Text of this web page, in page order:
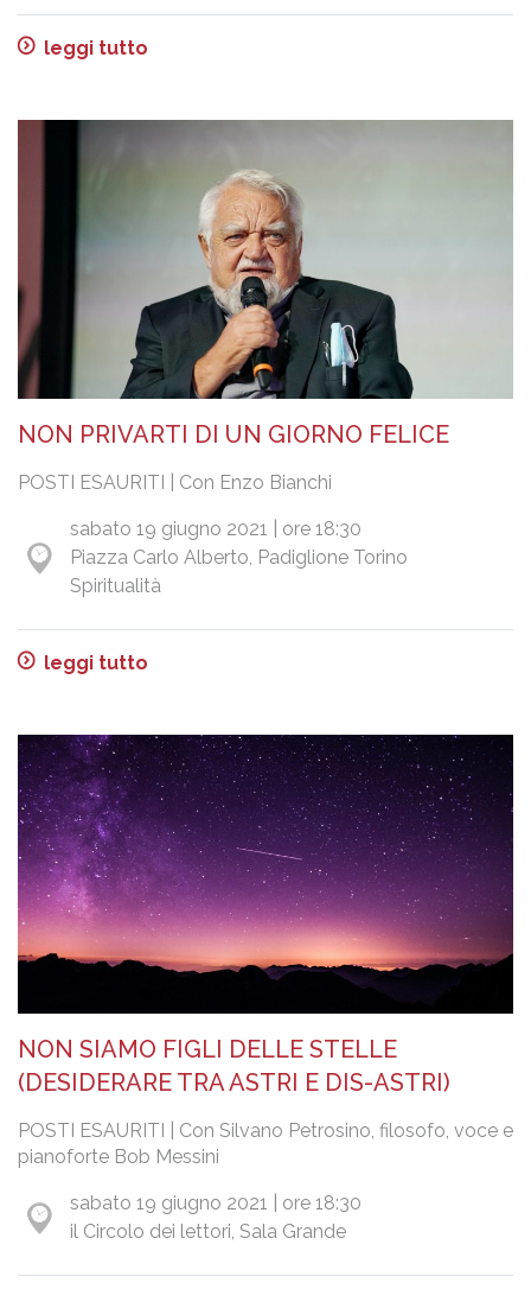
leggi tutto
NON PRIVARTI DI UN GIORNO FELICE
POSTI ESAURITI | Con Enzo Bianchi
sabato 19 giugno 2021 | ore 18:30
Piazza Carlo Alberto, Padiglione Torino
Spiritualità
leggi tutto
NON SIAMO FIGLI DELLE STELLE
(DESIDERARE TRA ASTRI E DIS-ASTRI)
POSTI ESAURITI | Con Silvano Petrosino, filosofo, voce e
pianoforte Bob Messini
sabato 19 giugno 2021 | ore 18:30
il Circolo dei lettori, Sala Grande